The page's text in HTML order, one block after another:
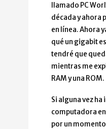
llamado PC
década y ahora
en línea. Ahora
qué un gigabit
tendré que
mientras me
RAM y una ROM.
Si alguna vez
computadora
por un